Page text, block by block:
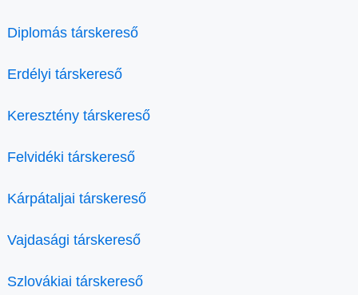
Diplomás társkereső
Erdélyi társkereső
Keresztény társkereső
Felvidéki társkereső
Kárpátaljai társkereső
Vajdasági társkereső
Szlovákiai társkereső